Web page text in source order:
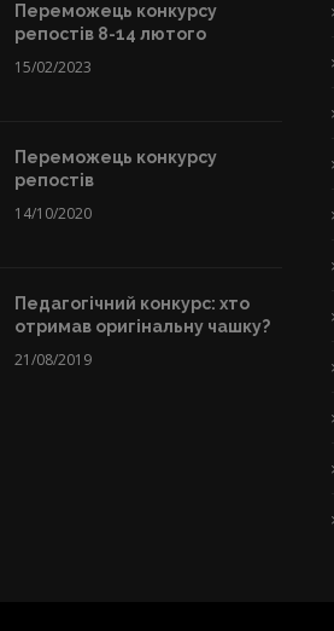
Переможець конкурсу
репостів 8-14 лютого
15/02/2023
Переможець конкурсу
репостів
14/10/2020
Педагогічний конкурс: хто
отримав оригінальну чашку?
21/08/2019